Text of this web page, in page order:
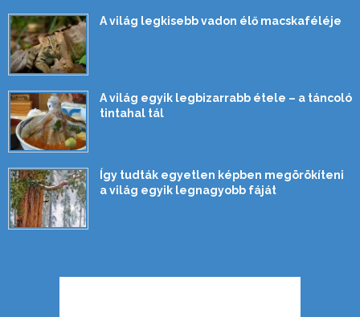
A világ legkisebb vadon élő macskaféléje
A világ egyik legbizarrabb étele – a táncoló
tintahal tál
Így tudták egyetlen képben megörökíteni
a világ egyik legnagyobb fáját